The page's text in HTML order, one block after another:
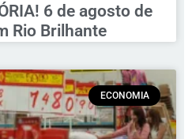
6 de agosto de
Rio Brilhante
ECONOMIA